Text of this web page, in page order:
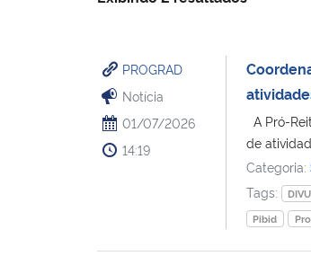
PROGRAD
Notícia
01/07/2026
14:19
A Pró-
de
Categoria:
Tags:
Pibid